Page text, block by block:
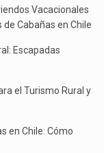
Vacacionales
Cabañas en Chile
Escapadas
el Turismo Rural y
en Chile: Cómo